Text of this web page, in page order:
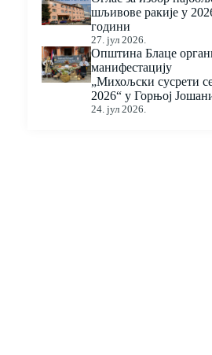
шљивове ракије у
години
27. јул 2026.
Општина Блаце
манифестацију
„Михољски сусрети
2026“ у Горњој
24. јул 2026.